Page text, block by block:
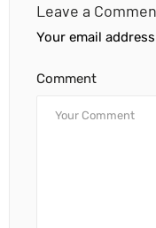
Leave a
Your email
Comment